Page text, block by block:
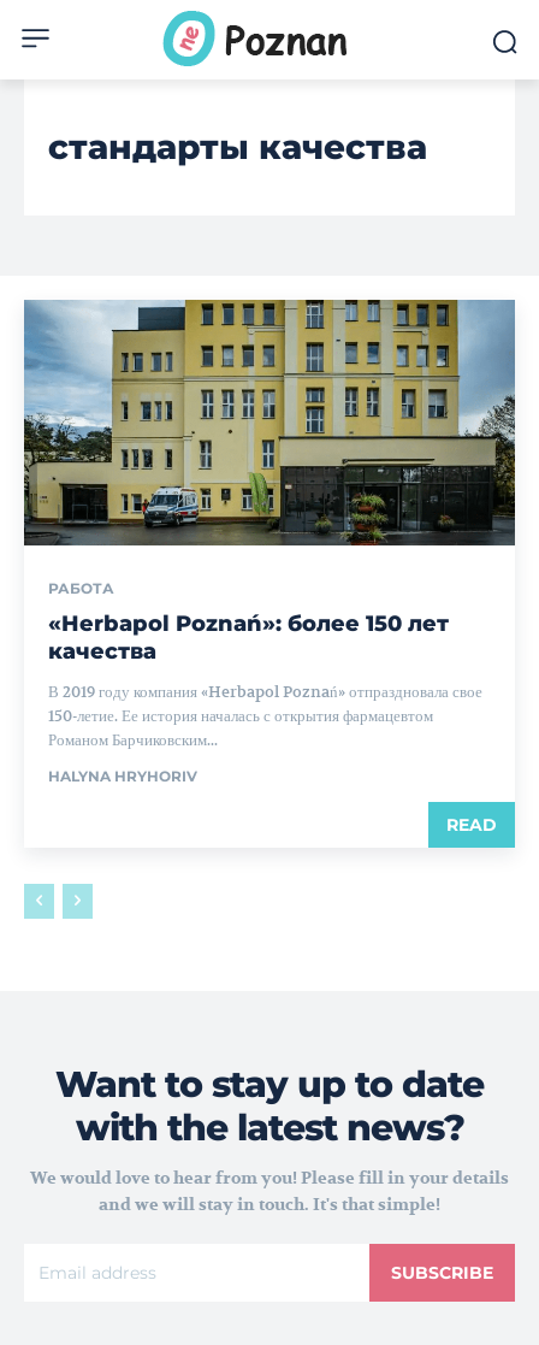
стандарты качества
РАБОТА
«Herbapol Poznań»: более 150 лет
качества
В 2019 году компания «Herbapol Poznań» отпраздновала свое
150-летие. Ее история началась с открытия фармацевтом
Романом Барчиковским...
HALYNA HRYHORIV
READ
Want to stay up to date
with the latest news?
We would love to hear from you! Please fill in your details
and we will stay in touch. It's that simple!
SUBSCRIBE